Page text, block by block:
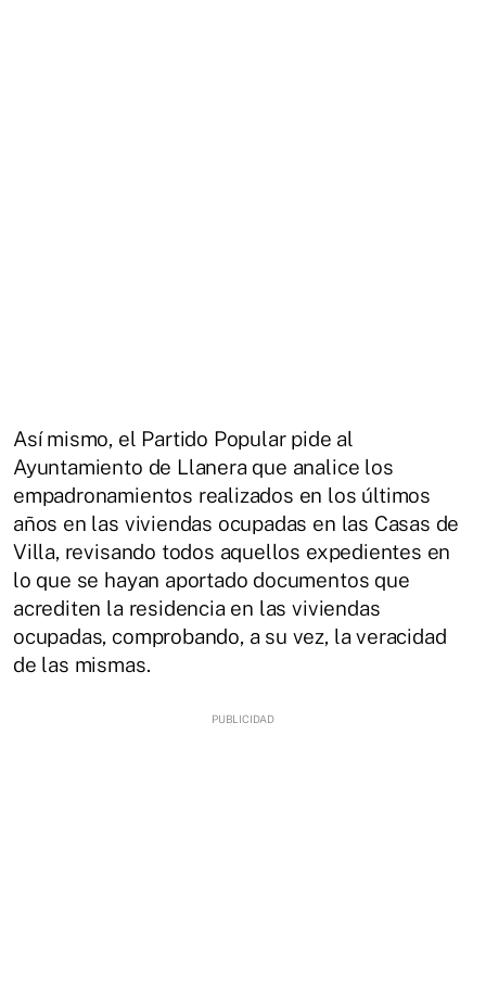
Así mismo, el Partido Popular pide al
Ayuntamiento de Llanera que analice los
empadronamientos realizados en los últimos
años en las viviendas ocupadas en las Casas de
Villa, revisando todos aquellos expedientes en
lo que se hayan aportado documentos que
acrediten la residencia en las viviendas
ocupadas, comprobando, a su vez, la veracidad
de las mismas.